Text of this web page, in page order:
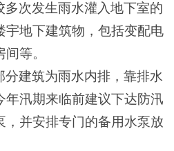
多次发生雨水灌入地下室的
宇地下建筑物，包括变配电
等。
分建筑为雨水内排，靠排水
年汛期来临前建议下达防汛
，并安排专门的备用水泵放